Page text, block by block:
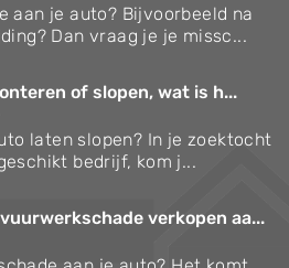
aan je auto? Bijvoorbeeld na
Dan vraag je je missc...
of slopen, wat is h...
laten slopen? In je zoektocht
bedrijf, kom j...
verkopen aa...